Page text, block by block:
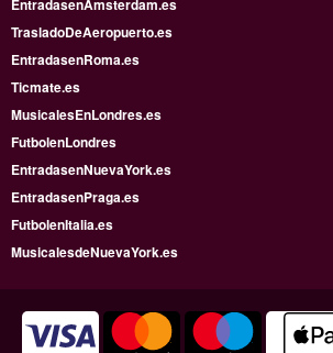
EntradasenAmsterdam.es
TrasladoDeAeropuerto.es
EntradasenRoma.es
Ticmate.es
MusicalesEnLondres.es
FutbolenLondres
EntradasenNuevaYork.es
EntradasenPraga.es
FutbolenItalia.es
MusicalesdeNuevaYork.es